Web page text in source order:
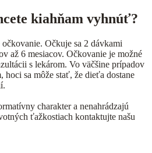
kiahňam vyhnúť?
Očkuje sa 2 dávkami
až 6 mesiacov. Očkovanie je možné
s lekárom. Vo väčšine prípadov
hoci sa môže stať, že dieťa dostane
charakter a nenahrádzajú
ťažkostiach kontaktujte našu